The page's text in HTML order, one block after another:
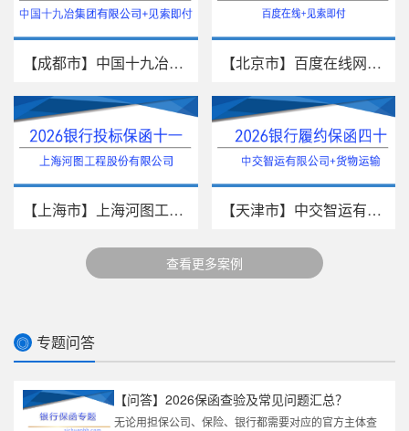
【成都市】中国十九冶集团有限公... 【北京市】百度在线网络技术（北...
【上海市】上海河图工程股份有限... 【天津市】中交智运有限公司/货物...
查看更多案例
◎ 专题问答
【问答】2026保函查验及常见问题汇总？
无论用担保公司、保险、银行都需要对应的官方主体查